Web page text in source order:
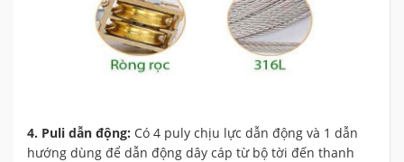
4. Puli dẫn động: Có 4 puly chịu lực dẫn động và 1 dẫn
hướng dùng để dẫn động dây cáp từ bộ tời đến thanh